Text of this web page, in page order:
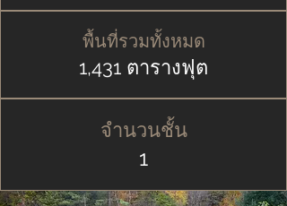
พื้นที่รวมทั้งหมด
1,431 ตารางฟุต
จำนวนชั้น
1